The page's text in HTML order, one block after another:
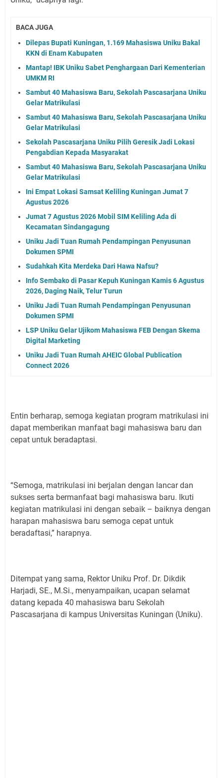
BACA JUGA
Dilepas Bupati Kuningan, 1.169 Mahasiswa Uniku Bakal
KKN di Enam Kabupaten
Mantap! IBK Uniku Sabet Penghargaan Dari Kementerian
UMKM RI
Sambut 40 Mahasiswa Baru, Sekolah Pascasarjana Uniku
Gelar Matrikulasi
Sambut 40 Mahasiswa Baru, Sekolah Pascasarjana Uniku
Gelar Matrikulasi
Sekolah Pascasarjana Uniku Pilih Geresik Jadi Lokasi
Pengabdian Kepada Masyarakat
Sambut 40 Mahasiswa Baru, Sekolah Pascasarjana Uniku
Gelar Matrikulasi
Ini Empat Lokasi Samsat Keliling Kuningan Jumat 7
Agustus 2026
Jumat 7 Agustus 2026 Mobil SIM Keliling Ada di
Kecamatan Sindangagung
Uniku Jadi Tuan Rumah Pendampingan Penyusunan
Dokumen SPMI
Sudahkah Kita Merdeka Dari Hawa Nafsu?
Info Sembako di Pasar Kepuh Kuningan Kamis 6 Agustus
2026, Daging Naik, Telur Turun
Uniku Jadi Tuan Rumah Pendampingan Penyusunan
Dokumen SPMI
LSP Uniku Gelar Ujikom Mahasiswa FEB Dengan Skema
Digital Marketing
Uniku Jadi Tuan Rumah AHEIC Global Publication
Connect 2026
Entin berharap, semoga kegiatan program matrikulasi ini
dapat memberikan manfaat bagi mahasiswa baru dan
cepat untuk beradaptasi.
“Semoga, matrikulasi ini berjalan dengan lancar dan
sukses serta bermanfaat bagi mahasiswa baru. Ikuti
kegiatan matrikulasi ini dengan sebaik – baiknya dengan
harapan mahasiswa baru semoga cepat untuk
beradaftasi,” harapnya.
Ditempat yang sama, Rektor Uniku Prof. Dr. Dikdik
Harjadi, SE., M.Si., menyampaikan, ucapan selamat
datang kepada 40 mahasiswa baru Sekolah
Pascasarjana di kampus Universitas Kuningan (Uniku).